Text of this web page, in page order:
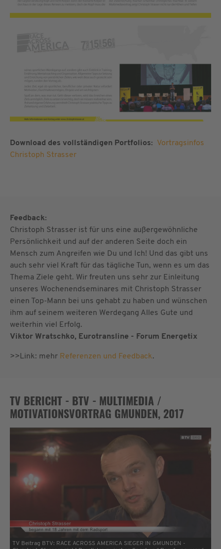
Download des vollständigen Portfolios: Vortragsinfos
Christoph Strasser
Feedback:
Christoph Strasser ist für uns eine außergewöhnliche
Persönlichkeit und auf der anderen Seite doch ein
Mensch zum Angreifen wie Du und Ich! Und das gibt uns
auch sehr viel Kraft für das tägliche Tun, wenn es um das
Thema Ziele geht. Wir freuten uns sehr zur Einleitung
unseres Wochenendseminares mit Christoph Strasser
einen Top-Mann bei uns gehabt zu haben und wünschen
ihm auf seinem weiteren Werdegang Alles Gute und
weiterhin viel Erfolg.
Viktor Wratschko, Eurotransline - Forum Energetix
>>Link: mehr Referenzen und Feedback.
TV BERICHT - BTV - MULTIMEDIA /
MOTIVATIONSVORTRAG GMUNDEN, 2017
TV Beitrag BTV: RACE ACROSS AMERICA SIEGER IN GMUNDEN -